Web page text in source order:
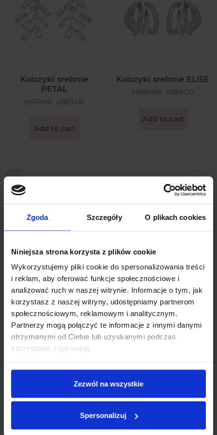
Zgoda Szczegóły O plikach cookies
Niniejsza strona korzysta z plików cookie
Wykorzystujemy pliki cookie do spersonalizowania treści
i reklam, aby oferować funkcje społecznościowe i
analizować ruch w naszej witrynie. Informacje o tym, jak
korzystasz z naszej witryny, udostępniamy partnerom
społecznościowym, reklamowym i analitycznym.
Partnerzy mogą połączyć te informacje z innymi danymi
otrzymanymi od Ciebie lub uzyskanymi podczas
korzystania z ich usług.
Zezwól na wszystkie
Spersonalizuj
Kolczyki srebrne
PETAL
zł219.00 zł169.00
Add to cart
Kolczyki srebrne ELISE
zł239.00 zł189.00
Add to cart
Kolczyki złote ELISE
zł239.00 zł189.00
Add to cart
Back to top